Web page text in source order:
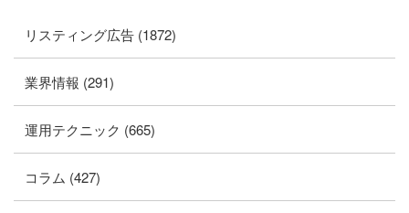
リスティング広告 (1872)
業界情報 (291)
運用テクニック (665)
コラム (427)